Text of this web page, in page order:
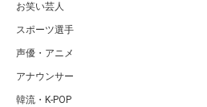
お笑い芸人
スポーツ選手
声優・アニメ
アナウンサー
韓流・K-POP